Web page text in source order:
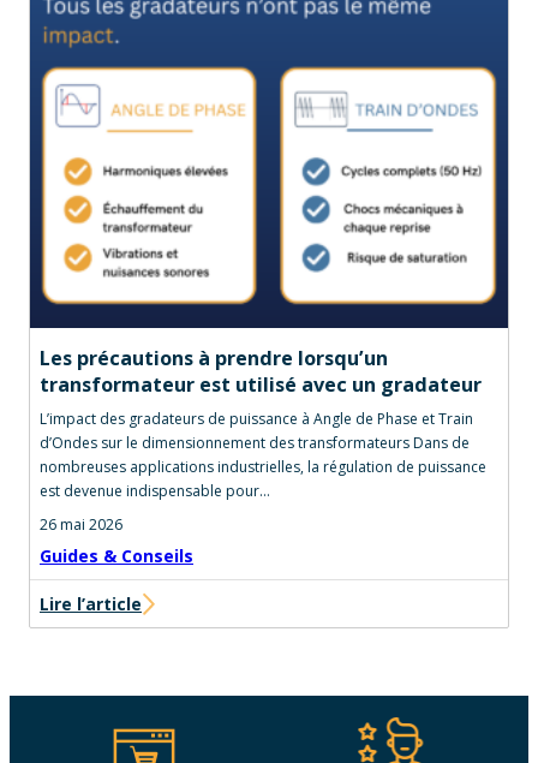
Les précautions à prendre lorsqu’un
transformateur est utilisé avec un gradateur
L’impact des gradateurs de puissance à Angle de Phase et Train
d’Ondes sur le dimensionnement des transformateurs Dans de
nombreuses applications industrielles, la régulation de puissance
est devenue indispensable pour…
26 mai 2026
Guides & Conseils
Lire l’article